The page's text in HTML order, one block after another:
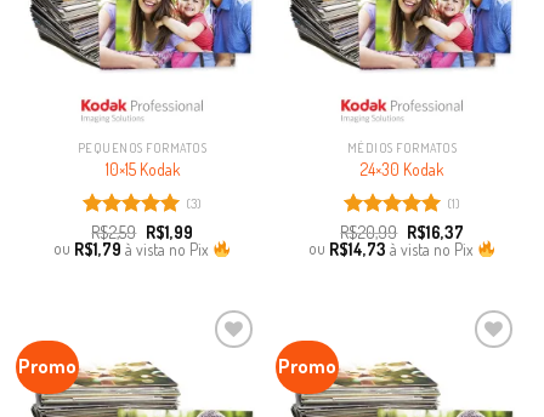
PEQUENOS FORMATOS
10×15 Kodak
Avaliação
5.00de 5
(3)
R$2,59 R$1,99
ou R$1,79 à vista no Pix
MÉDIOS FORMATOS
24×30 Kodak
Avaliação
5.00de 5
(1)
R$20,99 R$16,37
ou R$14,73 à vista no Pix
Promo Promo